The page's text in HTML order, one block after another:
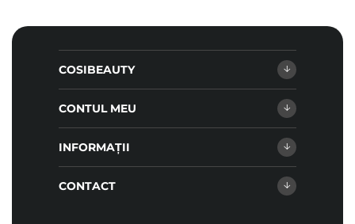
COSIBEAUTY
CONTUL MEU
INFORMAȚII
CONTACT